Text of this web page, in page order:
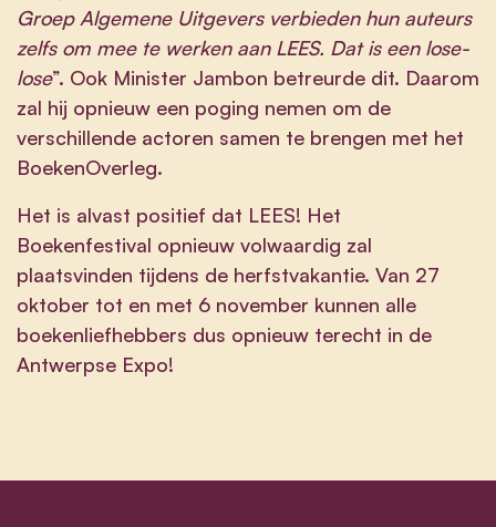
Groep Algemene Uitgevers verbieden hun auteurs
zelfs om mee te werken aan LEES. Dat is een lose-
lose”. Ook Minister Jambon betreurde dit. Daarom
zal hij opnieuw een poging nemen om de
verschillende actoren samen te brengen met het
BoekenOverleg.
Het is alvast positief dat LEES! Het
Boekenfestival opnieuw volwaardig zal
plaatsvinden tijdens de herfstvakantie. Van 27
oktober tot en met 6 november kunnen alle
boekenliefhebbers dus opnieuw terecht in de
Antwerpse Expo!